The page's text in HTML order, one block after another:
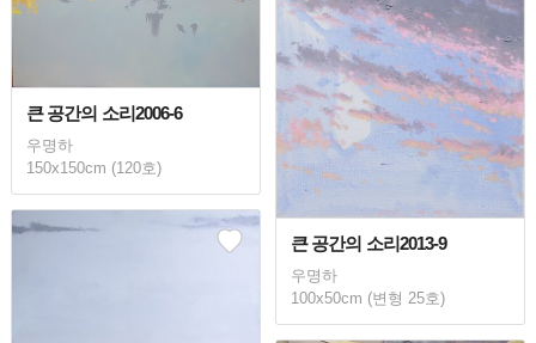
큰 공간의 소리2013-9
우명하
100x50cm (변형 25호)
큰 공간의 소리2006-6
우명하
150x150cm (120호)